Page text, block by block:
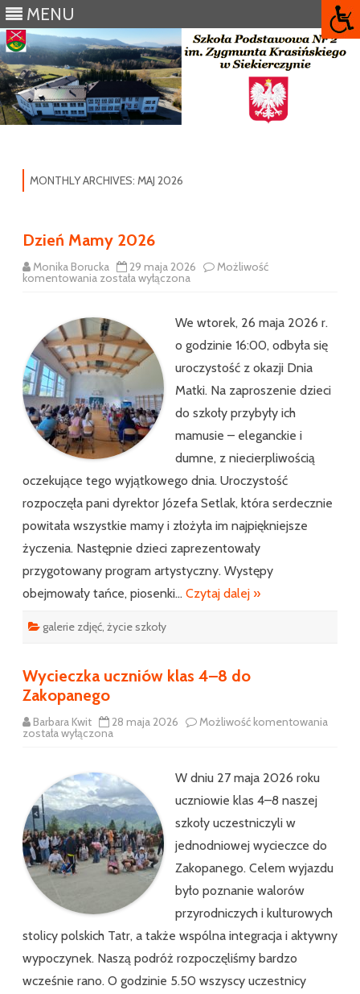
MENU
MONTHLY ARCHIVES: MAJ 2026
Dzień Mamy 2026
Monika Borucka 29 maja 2026 Możliwość
komentowania Dzień
została wyłączona
We wtorek, 26 maja 2026 r.
o godzinie 16:00, odbyła się
uroczystość z okazji Dnia
Matki. Na zaproszenie dzieci
do szkoły przybyły ich
mamusie – eleganckie i
dumne, z niecierpliwością
oczekujące tego wyjątkowego dnia. Uroczystość
rozpoczęła pani dyrektor Józefa Setlak, która serdecznie
powitała wszystkie mamy i złożyła im najpiękniejsze
życzenia. Następnie dzieci zaprezentowały
przygotowany program artystyczny. Występy
obejmowały tańce, piosenki… Czytaj dalej »
galerie zdjęć życie szkoły
Wycieczka uczniów klas 4–8 do
Zakopanego
Barbara Kwit 28 maja 2026 Możliwość komentowania
została wyłączona
W dniu 27 maja 2026 roku
uczniowie klas 4–8 naszej
szkoły uczestniczyli w
jednodniowej wycieczce do
Zakopanego. Celem wyjazdu
było poznanie walorów
przyrodniczych i kulturowych
stolicy polskich Tatr, a także wspólna integracja i aktywny
wypoczynek. Naszą podróż rozpoczęliśmy bardzo
wcześnie rano. O godzinie 5.50 wszyscy uczestnicy